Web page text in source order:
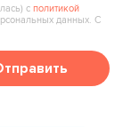
сполитикой
данных. С